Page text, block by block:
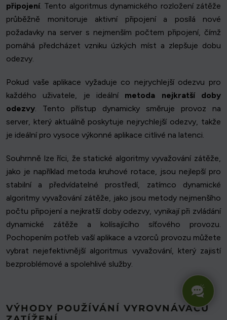
připojení. Tento algoritmus dynamického rozložení zátěže
průběžně monitoruje aktivní připojení a posílá nové
požadavky na server s nejmenším počtem připojení, čímž
pomáhá předcházet vzniku úzkých míst a zlepšuje dobu
odezvy.
Pokud vaše aplikace vyžaduje co nejrychlejší odezvu pro
každého uživatele, je ideální metoda nejkratší doby
odezvy. Tento přístup dynamicky směruje provoz na
server, který aktuálně poskytuje nejrychlejší odezvy, takže
je ideální pro vysoce výkonné aplikace citlivé na latenci.
Souhrnně lze říci, že statické algoritmy vyvažování zátěže,
jako je například metoda kruhové rotace, jsou nejlepší pro
stabilní a předvídatelné prostředí, zatímco dynamické
algoritmy vyvažování zátěže, jako jsou metody nejmenšího
počtu připojení a nejkratší doby odezvy, vynikají při zvládání
dynamické zátěže a kolísajícího síťového provozu.
Pochopením potřeb vaší aplikace a vzorců provozu můžete
vybrat nejefektivnější algoritmus vyvažování, který zajistí
bezproblémové a spolehlivé služby.
VÝHODY POUŽÍVÁNÍ VYROVNÁVAČŮ